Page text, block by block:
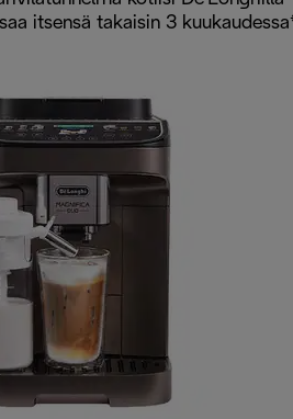
itsensä takaisin 3